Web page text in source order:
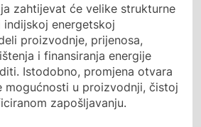
zahtijevat će velike strukturne
energetskoj
proizvodnje, prijenosa,
i finansiranja energije
Istodobno, promjena otvara
mogućnosti u proizvodnji, čistoj
zapošljavanju.